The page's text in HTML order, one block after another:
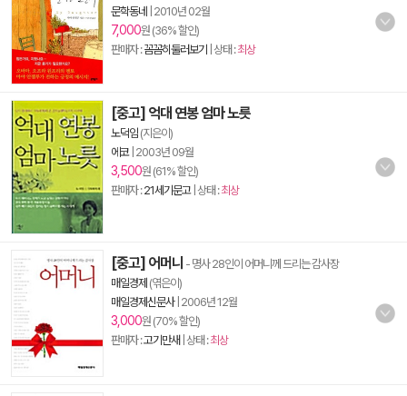
문학동네
2010년 02월
7,000원 (36% 할인)
판매자 :꼼꼼히둘러보기 | 상태 :최상
[중고] 억대 연봉 엄마 노릇
노덕임 (지은이)
에코| 2003년 09월
3,500원 (61% 할인)
판매자 :21세기문고| 상태 :최상
[중고] 어머니 - 명사 28인이 어머니께 드리는 감사장
매일경제 (엮은이)
매일경제신문사| 2006년 12월
3,000원 (70% 할인)
판매자 :고기만새 | 상태 :최상